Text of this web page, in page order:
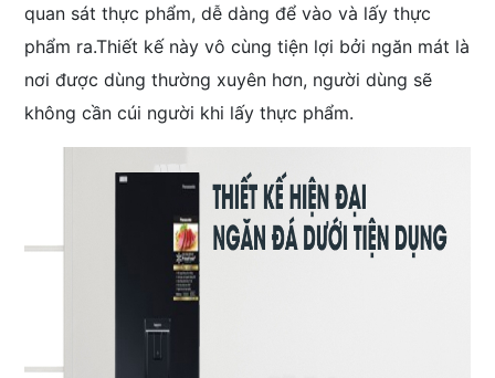
quan sát thực phẩm, dễ dàng để vào và lấy thực
phẩm ra.Thiết kế này vô cùng tiện lợi bởi ngăn mát là
nơi được dùng thường xuyên hơn, người dùng sẽ
không cần cúi người khi lấy thực phẩm.